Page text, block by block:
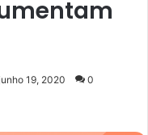
19, 2020 0